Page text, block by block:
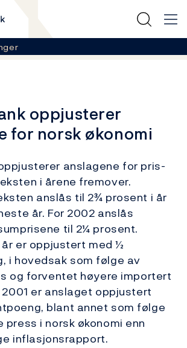
oppjusterer
for norsk økonomi
anslagene for pris-
i årene fremover.
anslås til 2¾ prosent i år
år. For 2002 anslås
til 2¼ prosent.
er oppjustert med ½
i hovedsak som følge av
og forventet høyere importert
er anslaget oppjustert
blant annet som følge
press i norsk økonomi enn
inflasjonsrapport.